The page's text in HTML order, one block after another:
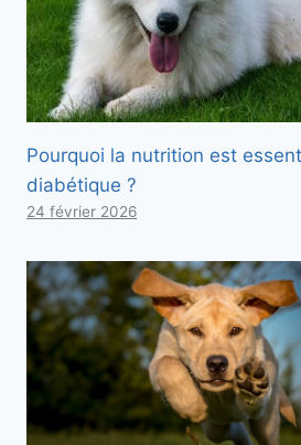
Pourquoi la nutrition est
diabétique ?
24 février 2026